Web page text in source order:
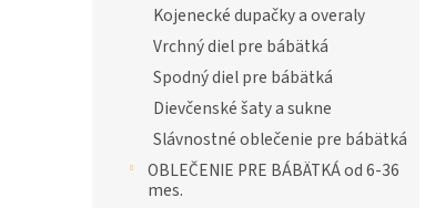
Kojenecké dupačky a overaly
Vrchný diel pre bábätká
Spodný diel pre bábätká
Dievčenské šaty a sukne
Slávnostné oblečenie pre bábätká
OBLEČENIE PRE BÁBÄTKÁ od 6-36
mes.